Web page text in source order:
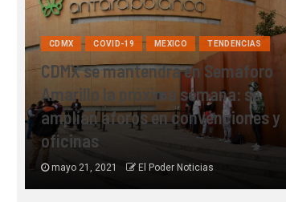
CDMX COVID-19 MEXICO TENDENCIAS
CDMX se mantendrá en Semáforo
Amarillo la próxima semana: se
amplían aforos en convenciones y
oficinas
mayo 21, 2021 El Poder Noticias